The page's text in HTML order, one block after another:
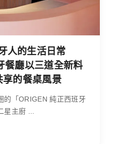
人的生活日常
餐廳以三道全新料
享的餐桌風景
的「ORIGEN 純正西班牙
主廚 ...